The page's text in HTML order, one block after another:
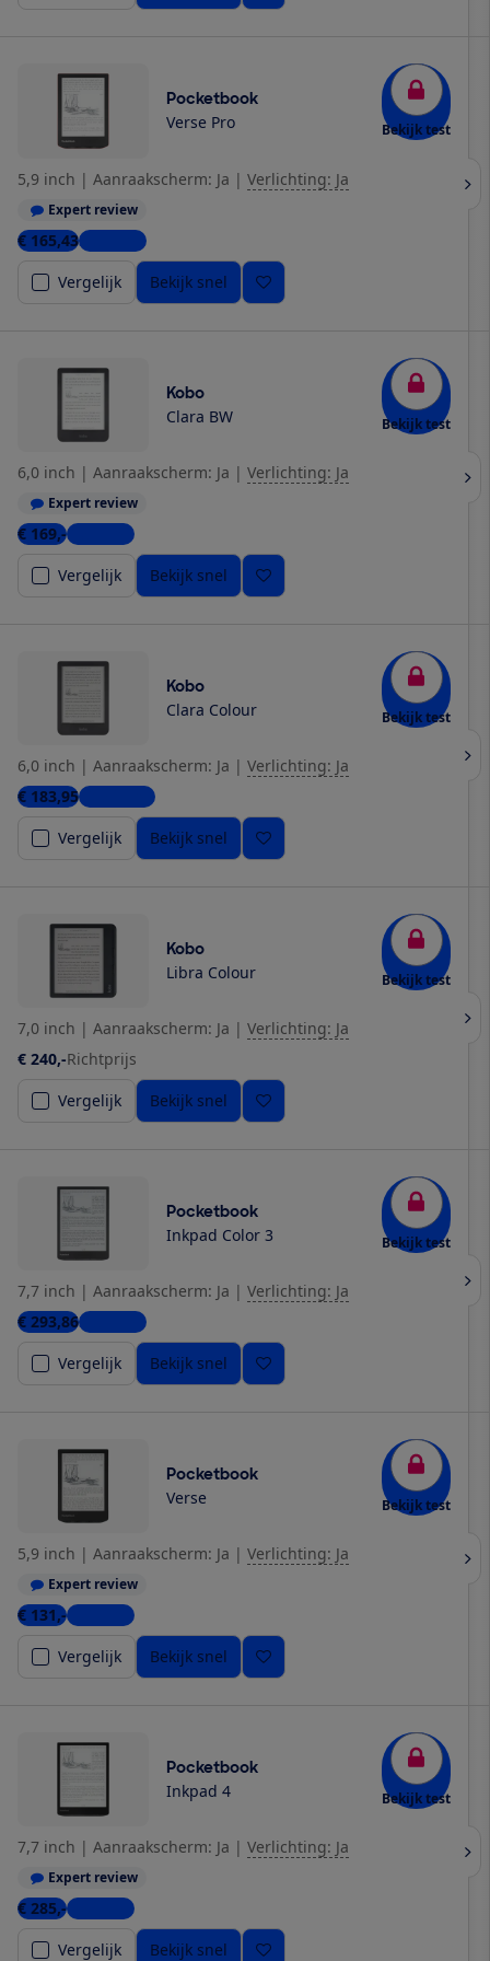
Pocketbook
Verse Pro Bekijk test
5,9 inch | Aanraakscherm: Ja | Verlichting: Ja
Expert review
€ 165,433 winkels
Vergelijk
Bekijk snel
Kobo
Clara BW Bekijk test
6,0 inch | Aanraakscherm: Ja | Verlichting: Ja
Expert review
€ 169,-9 winkels
Vergelijk
Bekijk snel
Kobo
Clara Colour Bekijk test
6,0 inch | Aanraakscherm: Ja | Verlichting: Ja
€ 183,9510 winkels
Vergelijk
Bekijk snel
Kobo
Libra Colour Bekijk test
7,0 inch | Aanraakscherm: Ja | Verlichting: Ja
€ 240,-Richtprijs
Vergelijk
Bekijk snel
Pocketbook
Inkpad Color 3 Bekijk test
7,7 inch | Aanraakscherm: Ja | Verlichting: Ja
€ 293,863 winkels
Vergelijk
Bekijk snel
Pocketbook
Verse Bekijk test
5,9 inch | Aanraakscherm: Ja | Verlichting: Ja
Expert review
€ 131,-4 winkels
Vergelijk
Bekijk snel
Pocketbook
Inkpad 4 Bekijk test
7,7 inch | Aanraakscherm: Ja | Verlichting: Ja
Expert review
€ 285,-6 winkels
Vergelijk
Bekijk snel